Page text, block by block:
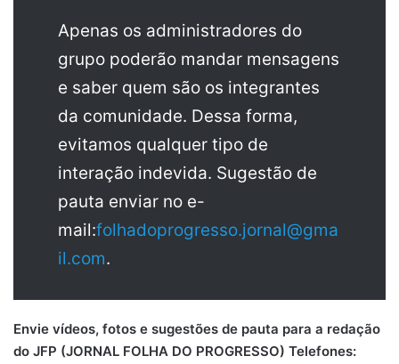
Apenas os administradores do
grupo poderão mandar mensagens
e saber quem são os integrantes
da comunidade. Dessa forma,
evitamos qualquer tipo de
interação indevida. Sugestão de
pauta enviar no e-
mail:folhadoprogresso.jornal@gma
il.com.
Envie vídeos, fotos e sugestões de pauta para a redação
do JFP (JORNAL FOLHA DO PROGRESSO) Telefones: